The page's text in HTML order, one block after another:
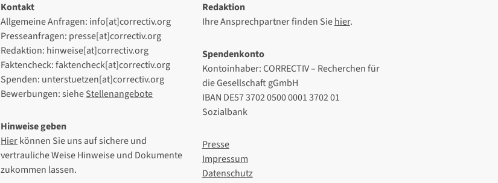
Kontakt
Allgemeine Anfragen: info[at]correctiv.org
Presseanfragen: presse[at]correctiv.org
Redaktion: hinweise[at]correctiv.org
Faktencheck: faktencheck[at]correctiv.org
Spenden: unterstuetzen[at]correctiv.org
Bewerbungen: sieheStellenangebote
Hinweise geben
Hierkönnen Sie uns auf sichere und
vertrauliche Weise Hinweise und Dokumente
zukommen lassen.
Redaktion
Ihre Ansprechpartner finden Siehier.
Spendenkonto
Kontoinhaber: CORRECTIV – Recherchen für
die Gesellschaft gGmbH
IBAN DE57 3702 0500 0001 3702 01
Sozialbank
Presse
Impressum
Datenschutz